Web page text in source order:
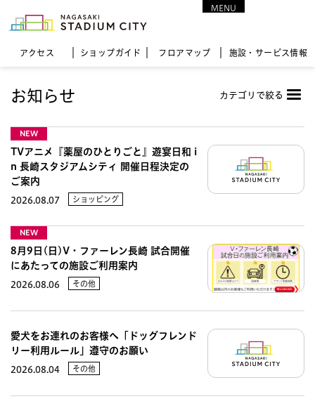
アクセス ショップガイド フロア マップ 施設・サービス情報
MENU
お知らせ カテゴリで絞る
NEW
TVアニメ『薬屋のひとりごと』遊宴日和 i
n 長崎スタジアムシティ 開催日程決定の
ご案内
2026.08.07 ショッピング
NEW
8月9日(日)V・ファーレン長崎 試合開催
にあたっての施設ご利用案内
2026.08.06 その他
愛犬をお連れのお客様へ「ドッグフレンド
リー利用ルール」遵守のお願い
2026.08.04 その他